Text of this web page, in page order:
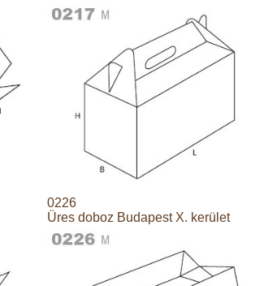
0226
Üres doboz Budapest X. kerület